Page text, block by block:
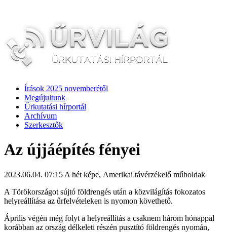
Írások 2025 novemberétől
Megújultunk
Űrkutatási hírportál
Archívum
Szerkesztők
Az újjáépítés fényei
2023.06.04. 07:15 A hét képe, Amerikai távérzékelő műholdak
A Törökországot sújtó földrengés után a közvilágítás fokozatos
helyreállítása az űrfelvételeken is nyomon követhető.
Április végén még folyt a helyreállítás a csaknem három hónappal
korábban az ország délkeleti részén pusztító földrengés nyomán,